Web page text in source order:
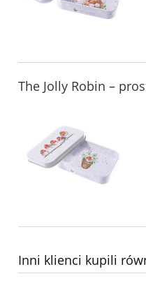
The Jolly Robin –
Inni klienci kupili